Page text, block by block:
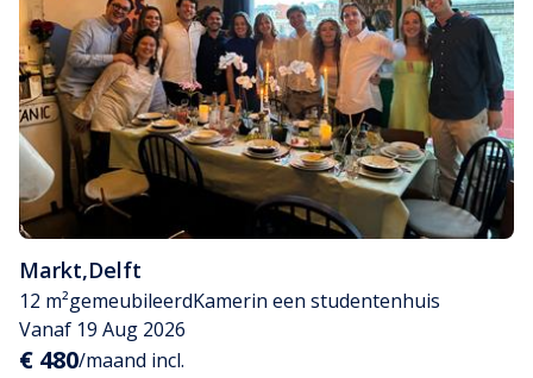
Markt,Delft
12 m²gemeubileerdKamerin een studentenhuis
Vanaf 19 Aug 2026
€ 480/maand incl.